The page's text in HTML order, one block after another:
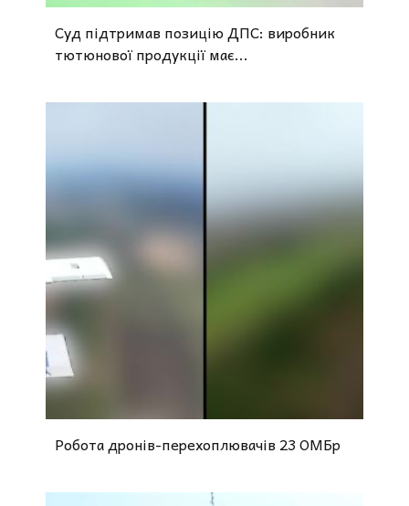
Суд підтримав позицію ДПС: виробник
тютюнової продукції має...
Робота дронів-перехоплювачів 23 ОМБр